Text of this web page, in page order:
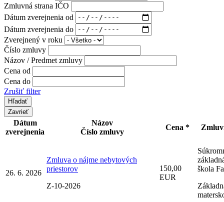
Zmluvná strana IČO
Dátum zverejnenia od
Dátum zverejnenia do
Zverejnený v roku
Číslo zmluvy
Názov / Predmet zmluvy
Cena od
Cena do
Zrušiť filter
Zavrieť
Dátum
zverejnenia
Názov
Číslo zmluvy
Cena *
26. 6. 2026
Zmluva o nájme nebytových
priestorov
Z-10-2026
150,00
EUR
škola